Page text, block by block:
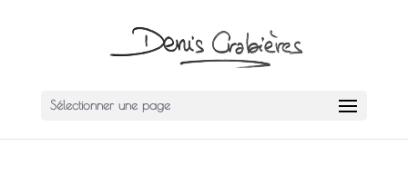
Sélectionner une page